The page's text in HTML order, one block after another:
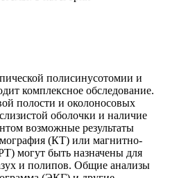
полисинусотомии и
комплексное обследование.
полости и околоносовых
оболочки и наличие
возможные результаты
(КТ) или магнитно-
могут быть назначены для
и полипов. Общие анализы